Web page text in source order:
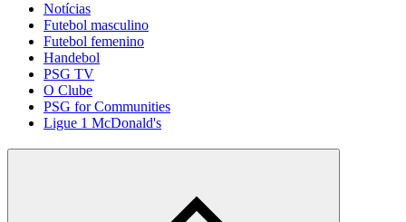
Notícias
Futebol masculino
Futebol femenino
Handebol
PSG TV
O Clube
PSG for Communities
Ligue 1 McDonald's